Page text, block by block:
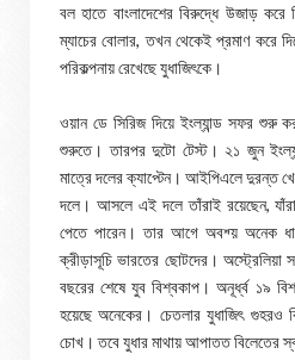
বল হাতে বাংলাদেশের বিরুদ্ধে উজাড় করে
ম্যাচের বোলার, তখন থেকেই প্রমাণ করে
পরিকল্পনায় রেখেছে যুধাজিৎকে।
ওয়ান ডে সিরিজ দিয়ে ইংল্যান্ড সফর শুরু
শুরুতে। তারপর দুটো টেস্ট। ২১ জুন
মাত্রে দলের ক্যাপ্টেন। আইপিএলে দুরন্ত
দলে। আসলে এই দলে তাঁরাই রয়েছেন,
পেতে পারেন। তার আগে অবশ্য় অনেক
ক্রীড়াসূচি ভারতের ছোটদের।
বছরের শেষে যুব বিশ্বকাপ। অনূর্ধ্ব ১৯
হয়েছে অনেকের। চেতলার যুধাজিৎ গুহরও
চোখ। তবে যুধার মাথায় আপাতত বিলেতের